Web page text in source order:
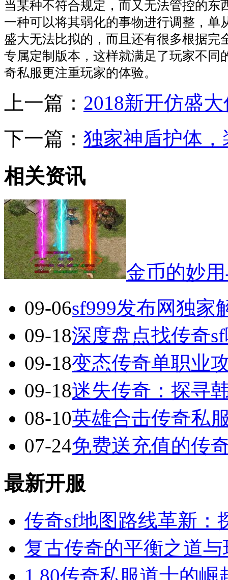
当某种不符合规定，而又无法管控的东
一种可以将其弱化的事物进行调整，单
盛大无法比拟的，而且还有很多根据完
专属定制版本，这样就满足了玩家不同
奇私服更注重玩家的体验。
上一篇： 2018新开仿盛
下一篇： 独家神盾护体
相关资讯
金币的妙
09-06sf999发布网独家
09-18深度盘点找传奇
09-18变态传奇单职业
09-18迷失传奇：探寻
08-10英雄合击传奇私
07-24免费送充值的传
最新开服
传奇sf地图路线革新：
复古传奇的平衡之道
1.80传奇私服道士的